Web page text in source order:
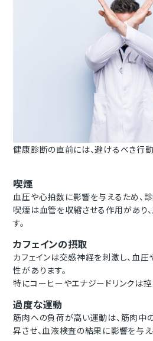
健康診断の直前には、避けるべき行動
喫煙
血圧や心拍数に影響を与えるため、診
喫煙は血管を収縮させる作用があり
す。
カフェインの摂取
カフェインは交感神経を刺激し、血
性があります。
特にコーヒーやエナジードリンクは控
過度な運動
筋肉への負荷が高い運動は、筋肉中
昇させ、血液検査の結果に影響を与え